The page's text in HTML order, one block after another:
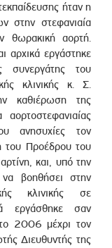
ήταν η
στην στεφανιαία
θωρακική αορτή.
αρχικά εργάστηκε
του
κλινικής κ. Σ.
καθιέρωση της
ανησυχίες τον
του Προέδρου του
και, υπό την
βοηθήσει στην
κλινικής σε
εργάσθηκε σαν
2006 μέχρι τον
Διευθυντής της